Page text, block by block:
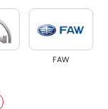
FAW